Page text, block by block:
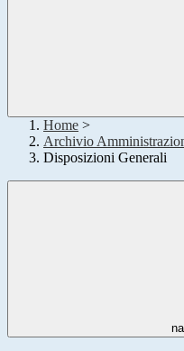
Home >
Archivio
Disposizioni Generali